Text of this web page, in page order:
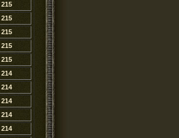
215
215
215
215
215
214
214
214
214
214